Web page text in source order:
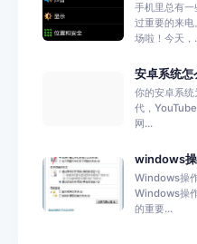
手机里总有
过重要的来
场啦！今天，
安卓系统
你的安卓系
代，
网...
windows操
Windows操
Windows操
的重要...